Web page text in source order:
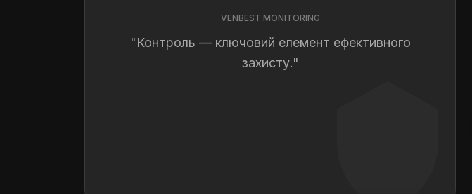
VENBEST MONITORING
"Контроль — ключовий елемент ефективного
захисту."